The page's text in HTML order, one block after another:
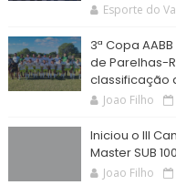
Esporte do
3ª Copa
de Parelhas-
classificação
Joao Filho
Iniciou o III
Master SUB
Joao Filho